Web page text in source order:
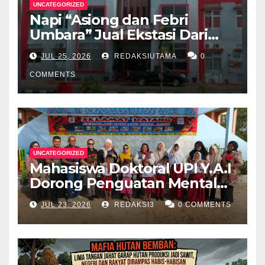
UNCATEGORIZED
Napi “Asiong dan Febri
Umbara” Jual Ekstasi Dari
Dalam Lapas Rp 12 Juta/40
Butir
JUL 25, 2026 REDAKSIUTAMA 0
COMMENTS
UNCATEGORIZED
Mahasiswa Doktoral UPI Y.A.I
Dorong Penguatan Mental
Keluarga Anak
Berkebutuhan Khusus di
Palembang
JUL 23, 2026 REDAKSI3 0 COMMENTS